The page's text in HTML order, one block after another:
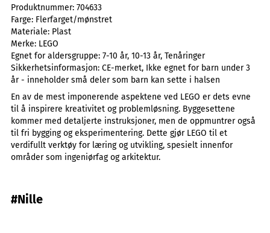
Produktnummer: 704633
Farge: Flerfarget/mønstret
Materiale: Plast
Merke: LEGO
Egnet for aldersgruppe: 7-10 år, 10-13 år, Tenåringer
Sikkerhetsinformasjon: CE-merket, Ikke egnet for barn under 3
år - inneholder små deler som barn kan sette i halsen
En av de mest imponerende aspektene ved LEGO er dets evne
til å inspirere kreativitet og problemløsning. Byggesettene
kommer med detaljerte instruksjoner, men de oppmuntrer også
til fri bygging og eksperimentering. Dette gjør LEGO til et
verdifullt verktøy for læring og utvikling, spesielt innenfor
områder som ingeniørfag og arkitektur.
#Nille